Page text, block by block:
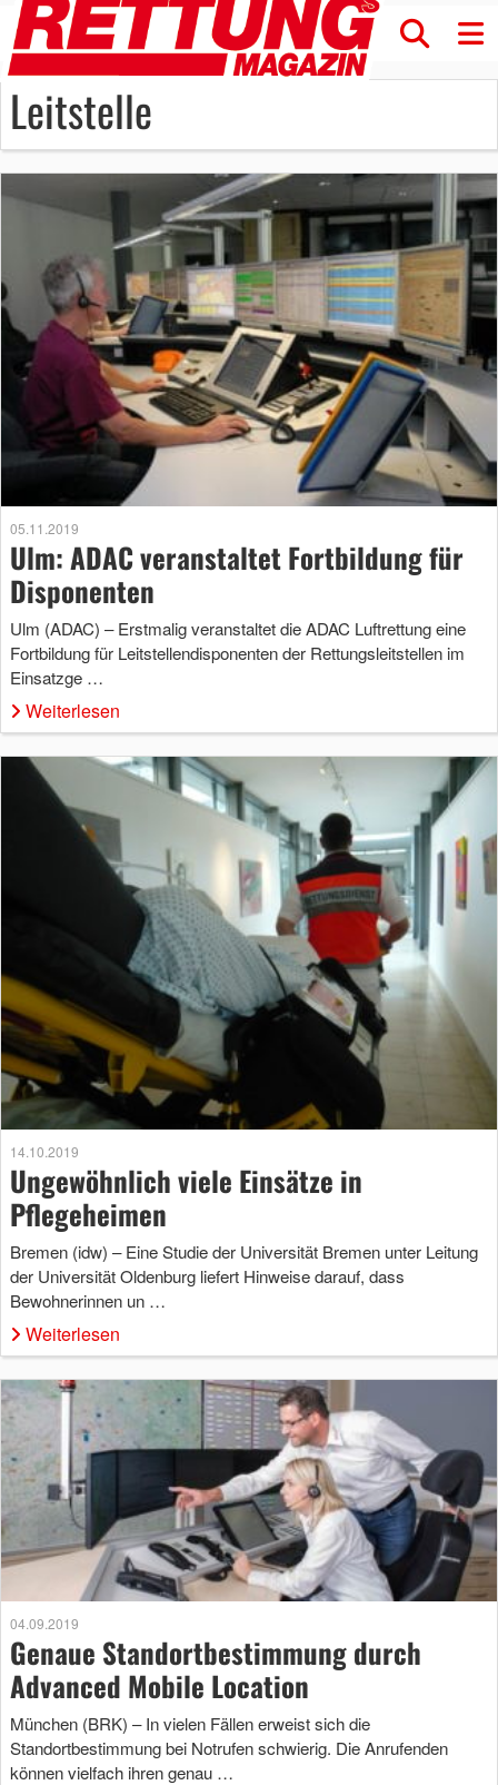
Leitstelle
05.11.2019
Ulm: ADAC veranstaltet Fortbildung für
Disponenten
Ulm (ADAC) – Erstmalig veranstaltet die ADAC Luftrettung eine
Fortbildung für Leitstellendisponenten der Rettungsleitstellen im
Einsatzge …
Weiterlesen
14.10.2019
Ungewöhnlich viele Einsätze in
Pflegeheimen
Bremen (idw) – Eine Studie der Universität Bremen unter Leitung
der Universität Oldenburg liefert Hinweise darauf, dass
Bewohnerinnen un …
Weiterlesen
04.09.2019
Genaue Standortbestimmung durch
Advanced Mobile Location
München (BRK) – In vielen Fällen erweist sich die
Standortbestimmung bei Notrufen schwierig. Die Anrufenden
können vielfach ihren genau …